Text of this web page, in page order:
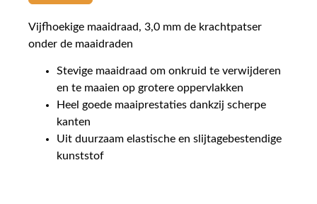
Vijfhoekige maaidraad, 3,0 mm de krachtpatser
onder de maaidraden
Stevige maaidraad om onkruid te verwijderen
en te maaien op grotere oppervlakken
Heel goede maaiprestaties dankzij scherpe
kanten
Uit duurzaam elastische en slijtagebestendige
kunststof